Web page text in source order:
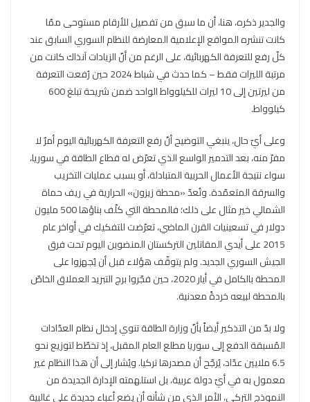
والجدير ذكره، هنا، أن ما سبق من تفصيل للأرقام مستوحى ممّا
كانت تنشره المواقع الإعلامية المعارضة للنظام السوري السابق عند
كلّ رفع للتعرفة الكهربائية، على الرغم من أنّ الزيادات آنذاك كانت من
مرتبة الليرات فقط – كما حدث في شباط 2024 حين رُفعت التعرفة
من ليرتين إلى 10 ليرات للكيلوواط الواحد ضمن شريحة تبلغ 600
كيلوواط.
وعلى أيّ حال، ينبغي التوضيح أنّ رفع التعرفة الكهربائية اليوم أمرٌ لا
مفرّ منه، بعد التدمير الواسع الذي تعرّض له قطاع الطاقة في سوريا،
سواء نتيجة الأعمال الحربية المتبادلة، أو بسبب عمليات التخريب
والسرقة المتعمّدة. وتُعدّ «محطة زيزون» الحرارية في ريف حماة
الشمالي خير مثال على ذلك؛ فالمحطة التي كلّف بناؤها 500 مليون
دولار في تسعينيات القرن الماضي، تعرّضت للتفكيك في أواخر عام
2015 على أيدي المقاتلين التركستان المنضوين اليوم تحت فرق
الجيش السوري الجديد. ولم يتوقّف هؤلاء قبل أن يُجهزوا على
المحطة بالكامل في أيار 2020، حين فجّروا برج التبريد العملاق الخاصّ
بالمحطة لبيعه خردةً معدنية.
ولا بدّ من التذكير أيضاً بأنّ وزارة الطاقة تنوي إدخال نظام العدّادات
المُسبقة الدفع إلى سوريا مطلع العام المقبل، إذ تخطّط لتوزيع نحو
6.5 ملايين عدّاد، يُرجّح أن مصدرها تركيا. ويُشار إلى أن هذا النظام غير
معمول به في أيّ دولة عربية، بل استلهمته الإدارة الجديدة من
النموذج التركي، الأمر الذي من شأنه أن يضع أعباء جديدة على غالبية